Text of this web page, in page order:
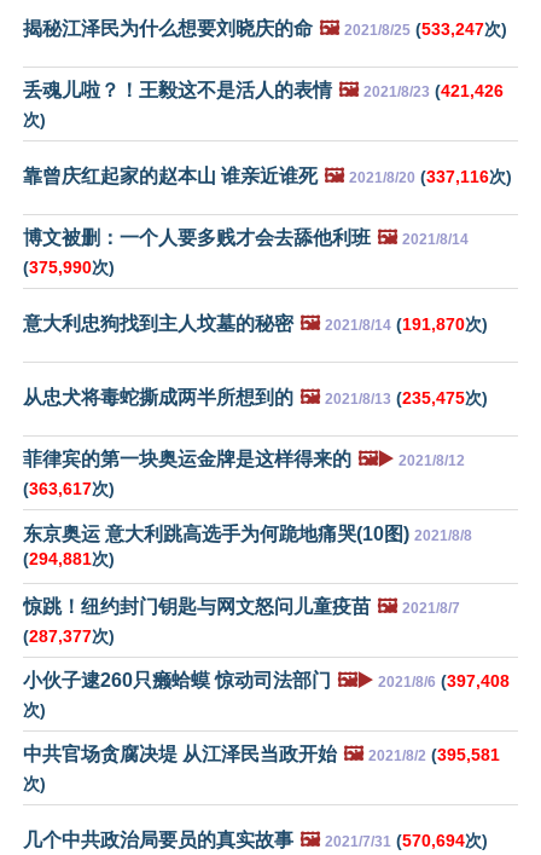
揭秘江泽民为什么想要刘晓庆的命 🖼️ 2021/8/25 (533,247次)
丢魂儿啦？！王毅这不是活人的表情 🖼️ 2021/8/23 (421,426
次)
靠曾庆红起家的赵本山 谁亲近谁死 🖼️ 2021/8/20 (337,116次)
博文被删：一个人要多贱才会去舔他利班 🖼️ 2021/8/14
(375,990次)
意大利忠狗找到主人坟墓的秘密 🖼️ 2021/8/14 (191,870次)
从忠犬将毒蛇撕成两半所想到的 🖼️ 2021/8/13 (235,475次)
菲律宾的第一块奥运金牌是这样得来的 🖼️▶️ 2021/8/12
(363,617次)
东京奥运 意大利跳高选手为何跪地痛哭(10图) 2021/8/8
(294,881次)
惊跳！纽约封门钥匙与网文怒问儿童疫苗 🖼️ 2021/8/7
(287,377次)
小伙子逮260只癞蛤蟆 惊动司法部门 🖼️▶️ 2021/8/6 (397,408
次)
中共官场贪腐决堤 从江泽民当政开始 🖼️ 2021/8/2 (395,581
次)
几个中共政治局要员的真实故事 🖼️ 2021/7/31 (570,694次)